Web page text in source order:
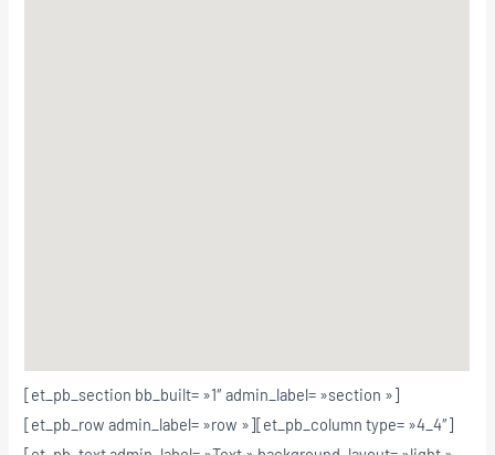
[et_pb_section bb_built= »1″ admin_label= »section »]
[et_pb_row admin_label= »row »][et_pb_column type= »4_4″]